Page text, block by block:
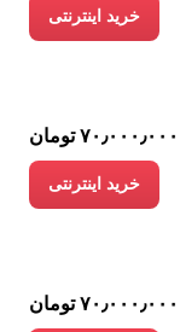
خرید اینترنتی
۷۰٫۰۰۰٫۰۰۰ تومان
خرید اینترنتی
۷۰٫۰۰۰٫۰۰۰ تومان